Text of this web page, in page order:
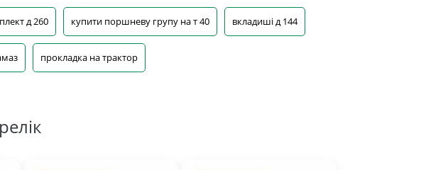
д 260 купити поршневу групу на т 40 вкладиші д 144
прокладка на трактор